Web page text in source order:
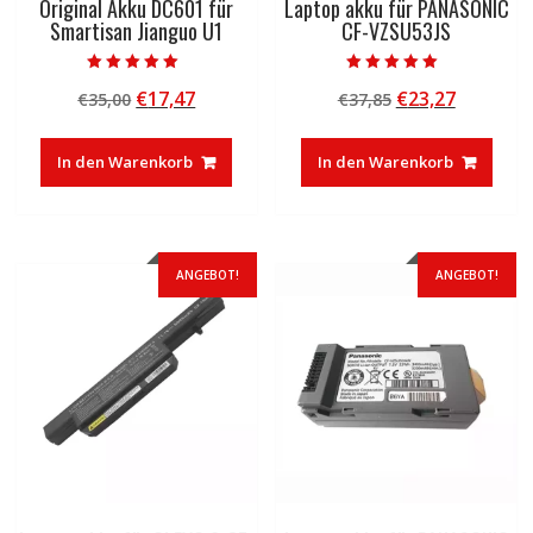
Original Akku DC601 für
Smartisan Jianguo U1
5.00
von 5
€35,00 Ursprünglicher
war:
€35,00
€17,47Aktueller
ist:
€17,47.
In den Warenkorb
Laptop akku für PANASONIC
CF-VZSU53JS
5.00
von 5
€37,85 Ursprünglicher
war:
€37,85
€23,27
ist:
€23,27.
In den Warenkorb
ANGEBOT! ANGEBOT!